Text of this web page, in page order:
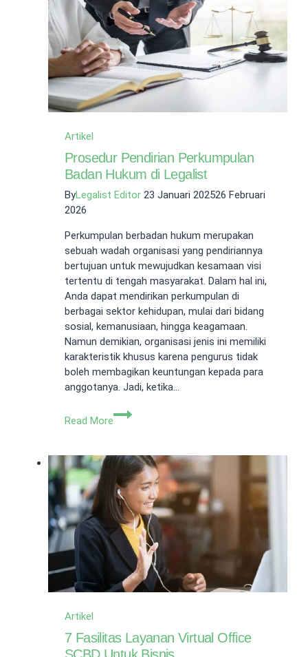
dan
Cara
Mudah
Mengurusnya!
Artikel
Prosedur Pendirian Perkumpulan
Badan Hukum di Legalist
ByLegalist Editor 23 Januari 202526 Februari
2026
Perkumpulan berbadan hukum merupakan
sebuah wadah organisasi yang pendiriannya
bertujuan untuk mewujudkan kesamaan visi
tertentu di tengah masyarakat. Dalam hal ini,
Anda dapat mendirikan perkumpulan di
berbagai sektor kehidupan, mulai dari bidang
sosial, kemanusiaan, hingga keagamaan.
Namun demikian, organisasi jenis ini memiliki
karakteristik khusus karena pengurus tidak
boleh membagikan keuntungan kepada para
anggotanya. Jadi, ketika…
Read More
Prosedur
Badan
Hukum
di
Legalist
Artikel
7 Fasilitas Layanan Virtual Office